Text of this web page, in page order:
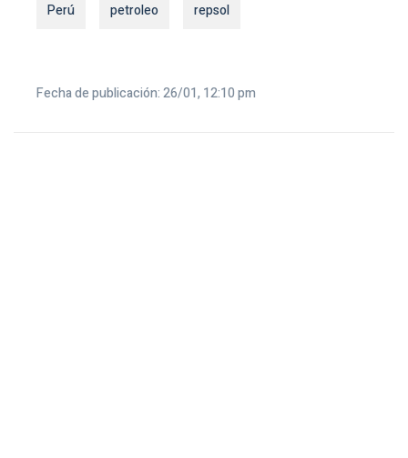
Perú petroleo repsol
Fecha de publicación: 26/01, 12:10 pm